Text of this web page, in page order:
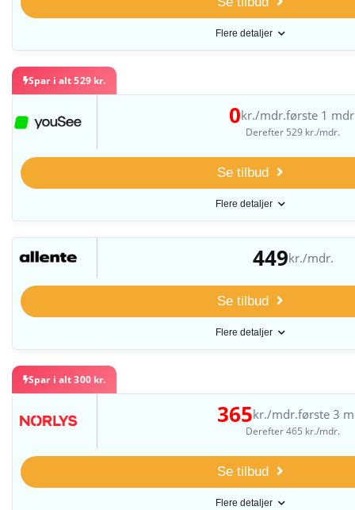
Flere detaljer
Spar i alt 529 kr.
0kr./mdr.første 1
Derefter 529 kr./mdr.
Se tilbud
Flere detaljer
449kr./mdr.
Se tilbud
Flere detaljer
Spar i alt 300 kr.
365kr./mdr.første 3
Derefter 465 kr./mdr.
Se tilbud
Flere detaljer